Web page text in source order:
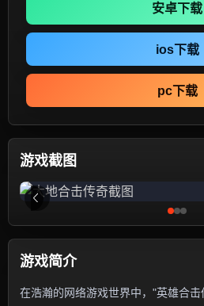
安卓下载
ios下载
pc下载
游戏截图
游戏简介
在浩瀚的网络游戏世界中，"英雄合